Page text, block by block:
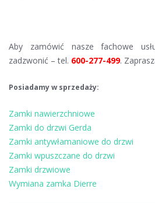
Aby zamówić nasze fachowe
zadzwonić – tel. 600-277-499.
Posiadamy w sprzedaży:
Zamki nawierzchniowe
Zamki do drzwi Gerda
Zamki antywłamaniowe do drzwi
Zamki wpuszczane do drzwi
Zamki drzwiowe
Wymiana zamka Dierre